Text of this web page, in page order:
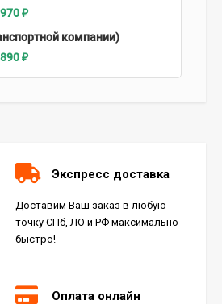
₽
компании)
₽
Экспресс доставка
Доставим Ваш заказ в любую
точку СПб, ЛО и РФ максимально
быстро!
Оплата онлайн